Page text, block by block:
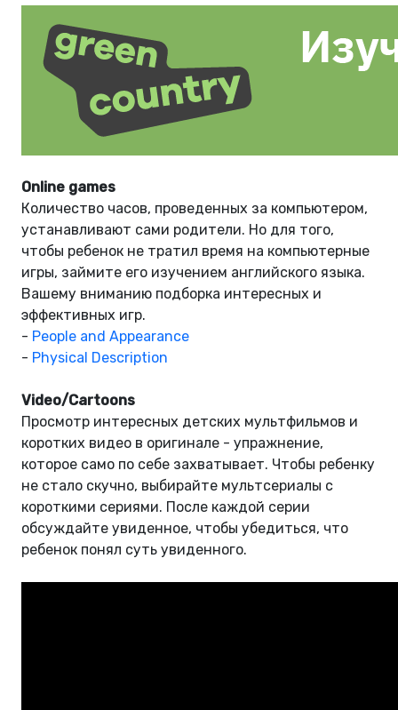
Online games
Количество часов, проведенных за компьютером,
устанавливают сами родители. Но для того,
чтобы ребенок не тратил время на компьютерные
игры, займите его изучением английского языка.
Вашему вниманию подборка интересных и
эффективных игр.
- People and Appearance
- Physical Description
Video/Cartoons
Просмотр интересных детских мультфильмов и
коротких видео в оригинале - упражнение,
которое само по себе захватывает. Чтобы ребенку
не стало скучно, выбирайте мультсериалы с
короткими сериями. После каждой серии
обсуждайте увиденное, чтобы убедиться, что
ребенок понял суть увиденного.